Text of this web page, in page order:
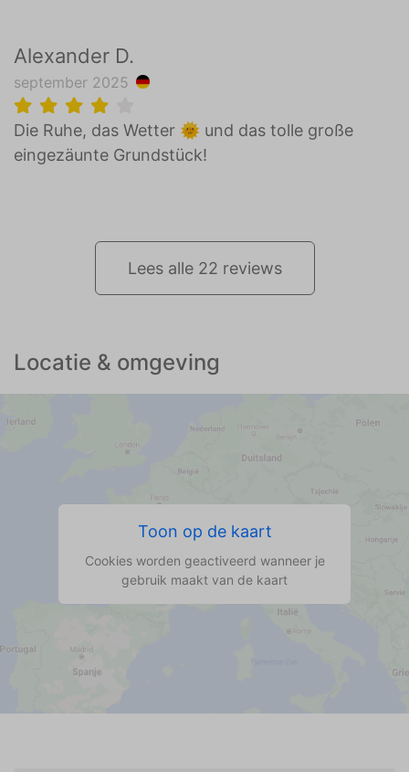
Alexander D.
september 2025
Die Ruhe, das Wetter 🌞 und das tolle große
eingezäunte Grundstück!
Lees alle 22 reviews
Locatie & omgeving
Toon op de kaart
Cookies worden geactiveerd wanneer je
gebruik maakt van de kaart